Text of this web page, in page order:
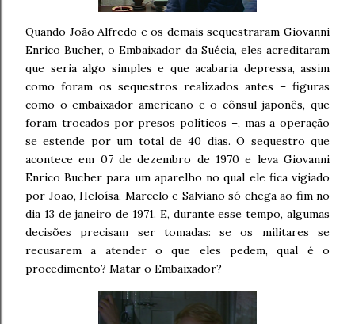
Quando João Alfredo e os demais sequestraram Giovanni
Enrico Bucher, o Embaixador da Suécia, eles acreditaram
que seria algo simples e que acabaria depressa, assim
como foram os sequestros realizados antes – figuras
como o embaixador americano e o cônsul japonês, que
foram trocados por presos políticos –, mas a operação
se estende por um total de 40 dias. O sequestro que
acontece em 07 de dezembro de 1970 e leva Giovanni
Enrico Bucher para um aparelho no qual ele fica vigiado
por João, Heloísa, Marcelo e Salviano só chega ao fim no
dia 13 de janeiro de 1971. E, durante esse tempo, algumas
decisões precisam ser tomadas: se os militares se
recusarem a atender o que eles pedem, qual é o
procedimento? Matar o Embaixador?